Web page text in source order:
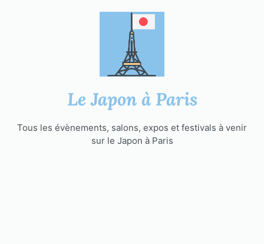
Le Japon à Paris
Tous les évènements, salons, expos et festivals à venir
sur le Japon à Paris